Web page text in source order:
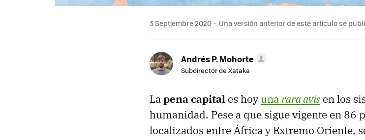
3 Septiembre 2020 Una versión anterior de este artículo se
Andrés P. Mohorte
Subdirector de Xataka
Lapena capital es hoyuna rara avis en los
humanidad. Pese a que sigue vigente en 86
localizados entre África y Extremo Oriente,